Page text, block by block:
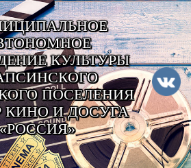
КУЛЬТУРЫ
ПОСЕЛЕНИЯ
КИНО И ДОСУГА